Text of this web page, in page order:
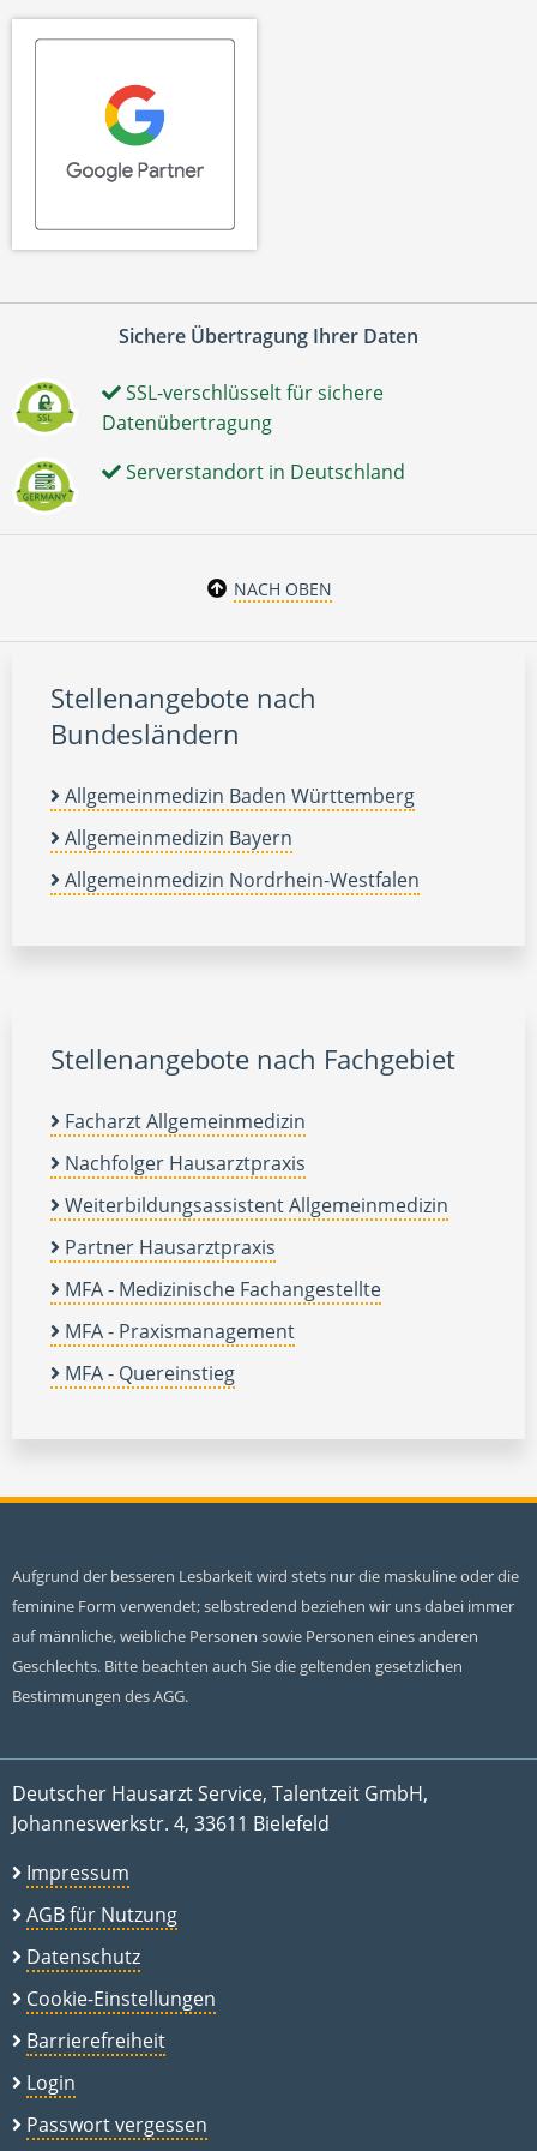
Sichere Übertragung Ihrer Daten
SSL-verschlüsselt für sichere
Datenübertragung
Serverstandort in Deutschland
NACH OBEN
Stellenangebote nach
Bundesländern
Allgemeinmedizin Baden Württemberg
Allgemeinmedizin Bayern
Allgemeinmedizin Nordrhein-Westfalen
Stellenangebote nach Fachgebiet
Facharzt Allgemeinmedizin
Nachfolger Hausarztpraxis
Weiterbildungsassistent Allgemeinmedizin
Partner Hausarztpraxis
MFA - Medizinische Fachangestellte
MFA - Praxismanagement
MFA - Quereinstieg
Aufgrund der besseren Lesbarkeit wird stets nur die maskuline oder die
feminine Form verwendet; selbstredend beziehen wir uns dabei immer
auf männliche, weibliche Personen sowie Personen eines anderen
Geschlechts. Bitte beachten auch Sie die geltenden gesetzlichen
Bestimmungen des AGG.
Deutscher Hausarzt Service, Talentzeit GmbH,
Johanneswerkstr. 4, 33611 Bielefeld
Impressum
AGB für Nutzung
Datenschutz
Cookie-Einstellungen
Barrierefreiheit
Login
Passwort vergessen